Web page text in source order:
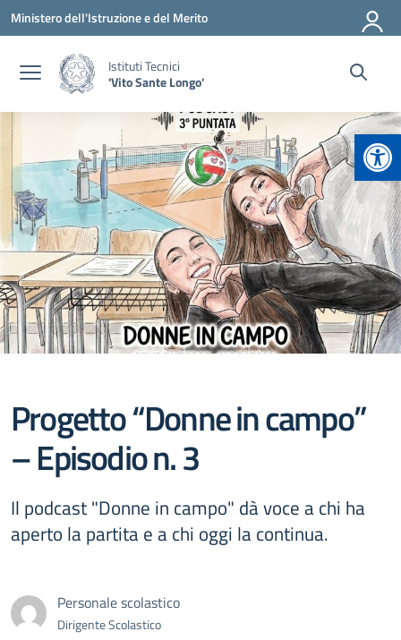
Vai ai contenuti
Vai al menu di navigazione
Vai al footer
Ministero dell'Istruzione e del Merito
Istituti Tecnici
'Vito Sante Longo'
Progetto “Donne in campo”
– Episodio n. 3
Il podcast "Donne in campo" dà voce a chi ha
aperto la partita e a chi oggi la continua.
Personale scolastico
Dirigente Scolastico